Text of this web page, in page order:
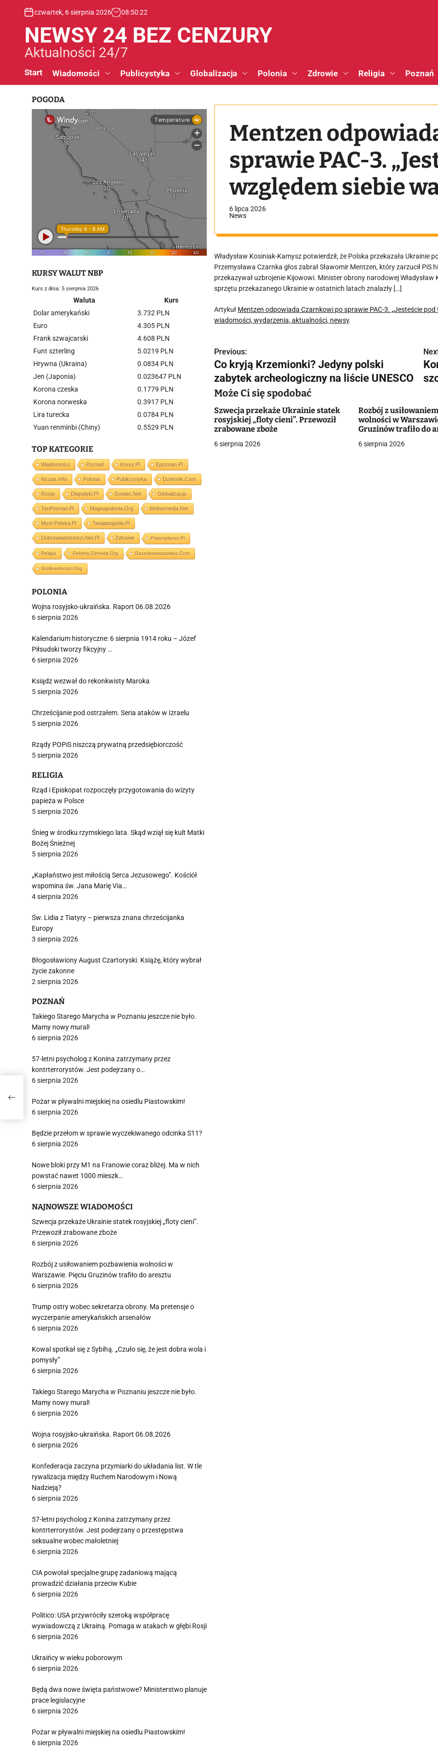
czwartek, 6 sierpnia 2026 08:50:23
NEWSY 24 BEZ CENZURY
Aktualności 24/7
Start Wiadomości Publicystyka Globalizacja Polonia Zdrowie Religia Poznań
Mentzen
sprawie PAC-3.
względem siebie
6 lipca 2026
News
Władysław Kosiniak-Kamysz potwierdził, że Polska przekazała
Przemysława Czarnka głos zabrał Sławomir Mentzen, który zarzucił
przekazywał uzbrojenie Kijowowi. Minister obrony narodowej
sprzętu przekazanego Ukrainie w ostatnich latach znalazły […]
Artykuł Mentzen odpowiada Czarnkowi po sprawie PAC-3. „Jesteście
wiadomości, wydarzenia, aktualności, newsy.
N
a
w
i
g
a
Previous:
Co kryją Krzemionki? Jedyny polski
zabytek archeologiczny na liście UNESCO
Może Ci się spodobać
Szwecja przekaże Ukrainie statek
rosyjskiej „floty cieni”. Przewoził
zrabowane zboże
6 sierpnia 2026
Rozbój z
wolności w
Gruzinów trafiło do
6 sierpnia 2026
POGODA
KURSY WALUT NBP
Kurs z dnia: 5 sierpnia 2026
Waluta
Kurs
Dolar amerykański
3.732 PLN
Euro
4.305 PLN
Frank szwajcarski
4.608 PLN
Funt szterling
5.0219 PLN
Hrywna (Ukraina)
0.0834 PLN
Jen (Japonia)
0.023647 PLN
Korona czeska
0.1779 PLN
Korona norweska
0.3917 PLN
Lira turecka
0.0784 PLN
Yuan renminbi (Chiny)
0.5529 PLN
TOP KATEGORIE
Wiadomości Poznań Kresy.pl Epoznan.pl
Nczas.info Polonia Publicystyka Dziennik.com
Rosja Dlapolski.pl Goniec.net Globalizacja
TenPoznan.pl Magnapolonia.org Wolnemedia.net
Mysl-Polska.pl Twojapogoda.pl
Dobrewiadomosci.net.pl Zdrowie Prisonplanet.pl
Religia Sekrety-Zdrowia.org Gazetawarszawska.com
Stolikwolnosci.org
POLONIA
Wojna rosyjsko-ukraińska. Raport 06.08.2026
6 sierpnia 2026
Kalendarium historyczne: 6 sierpnia 1914 roku – Józef
Piłsudski tworzy fikcyjny …
6 sierpnia 2026
Ksiądz wezwał do rekonkwisty Maroka
5 sierpnia 2026
Chrześcijanie pod ostrzałem. Seria ataków w Izraelu
5 sierpnia 2026
Rządy POPiS niszczą prywatną przedsiębiorczość
5 sierpnia 2026
RELIGIA
Rząd i Episkopat rozpoczęły przygotowania do wizyty
papieża w Polsce
5 sierpnia 2026
Śnieg w środku rzymskiego lata. Skąd wziął się kult Matki
Bożej Śnieżnej
5 sierpnia 2026
„Kapłaństwo jest miłością Serca Jezusowego”. Kościół
wspomina św. Jana Marię Via…
4 sierpnia 2026
Św. Lidia z Tiatyry – pierwsza znana chrześcijanka
Europy
3 sierpnia 2026
Błogosławiony August Czartoryski. Książę, który wybrał
życie zakonne
2 sierpnia 2026
POZNAŃ
Takiego Starego Marycha w Poznaniu jeszcze nie było.
Mamy nowy mural!
6 sierpnia 2026
57-letni psycholog z Konina zatrzymany przez
kontrterrorystów. Jest podejrzany o…
6 sierpnia 2026
Pożar w pływalni miejskiej na osiedlu Piastowskim!
6 sierpnia 2026
Będzie przełom w sprawie wyczekiwanego odcinka S11?
6 sierpnia 2026
Nowe bloki przy M1 na Franowie coraz bliżej. Ma w nich
powstać nawet 1000 mieszk…
6 sierpnia 2026
NAJNOWSZE WIADOMOŚCI
Szwecja przekaże Ukrainie statek rosyjskiej „floty cieni”.
Przewoził zrabowane zboże
6 sierpnia 2026
Rozbój z usiłowaniem pozbawienia wolności w
Warszawie. Pięciu Gruzinów trafiło do aresztu
6 sierpnia 2026
Trump ostry wobec sekretarza obrony. Ma pretensje o
wyczerpanie amerykańskich arsenałów
6 sierpnia 2026
Kowal spotkał się z Sybihą. „Czuło się, że jest dobra wola i
pomysły”
6 sierpnia 2026
Takiego Starego Marycha w Poznaniu jeszcze nie było.
Mamy nowy mural!
6 sierpnia 2026
Wojna rosyjsko-ukraińska. Raport 06.08.2026
6 sierpnia 2026
Konfederacja zaczyna przymiarki do układania list. W tle
rywalizacja między Ruchem Narodowym i Nową
Nadzieją?
6 sierpnia 2026
57-letni psycholog z Konina zatrzymany przez
kontrterrorystów. Jest podejrzany o przestępstwa
seksualne wobec małoletniej
6 sierpnia 2026
CIA powołał specjalne grupę zadaniową mającą
prowadzić działania przeciw Kubie
6 sierpnia 2026
Politico: USA przywróciły szeroką współpracę
wywiadowczą z Ukrainą. Pomaga w atakach w głębi Rosji
6 sierpnia 2026
Ukraińcy w wieku poborowym
6 sierpnia 2026
Będą dwa nowe święta państwowe? Ministerstwo planuje
prace legislacyjne
6 sierpnia 2026
Pożar w pływalni miejskiej na osiedlu Piastowskim!
6 sierpnia 2026